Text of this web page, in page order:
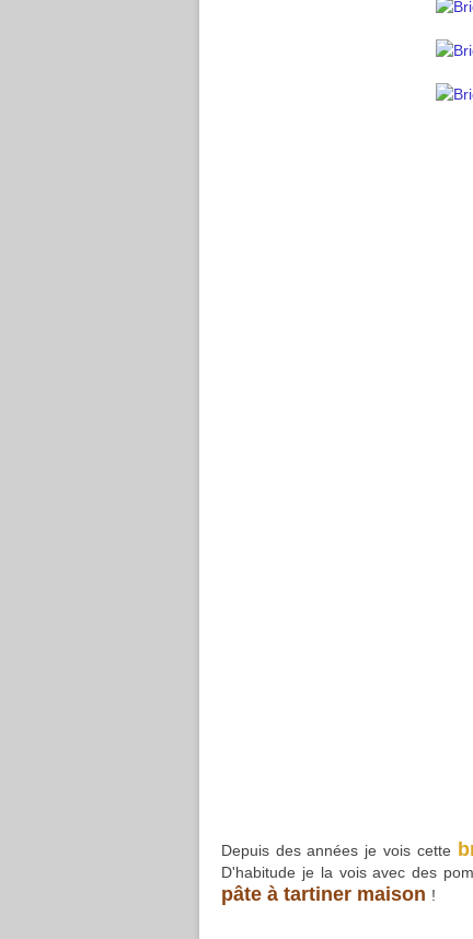
Depuis des années je vois cette
D'habitude je la vois avec des
pâte à tartiner maison !